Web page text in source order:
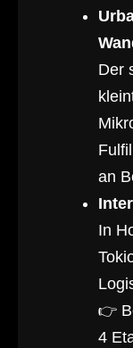
Der
an
In
👉
4